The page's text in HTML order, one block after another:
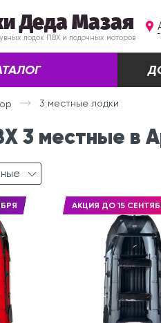
Деда Мазая
лодок ПВХ и лодочных моторов
3 местные лодки
3 местные в
АКЦИЯ ДО 15